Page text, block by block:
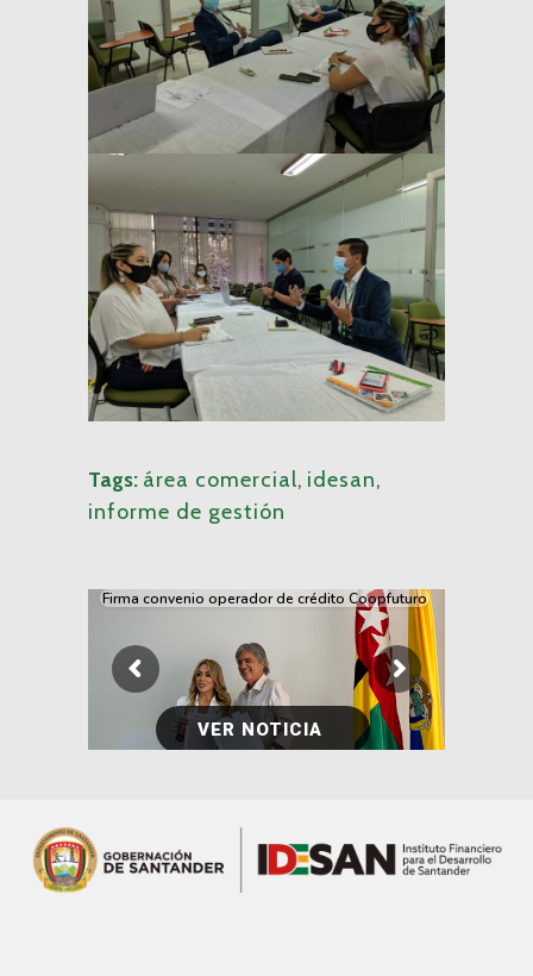
Tags: área comercial, idesan,
informe de gestión
Firma convenio operador de crédito Coopfuturo
VER NOTICIA